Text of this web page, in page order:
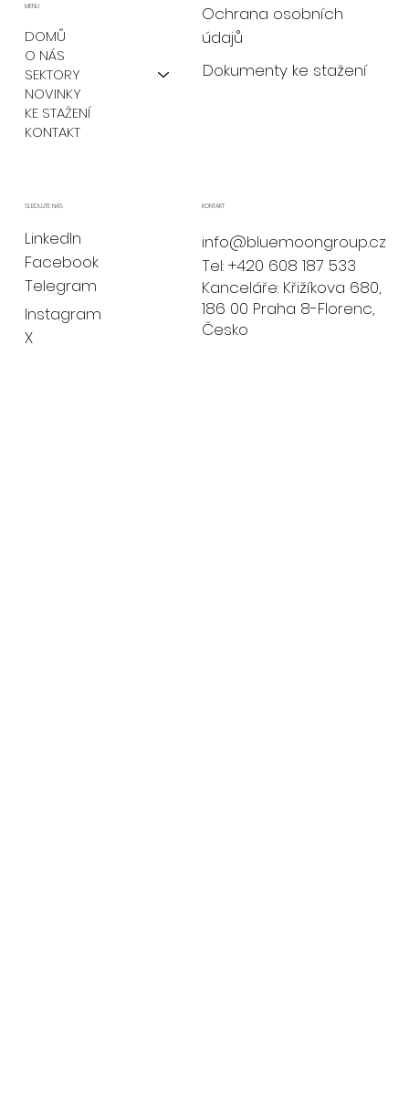
DOMŮ
O NÁS
SEKTORY
NOVINKY
KE STAŽENÍ
KONTAKT
MENU
SLEDUJTE NÁS
LinkedIn
Facebook
Instagram
X
Telegram
KONTAKT
info@bluemoongroup.cz
Tel: +420 608 187 533
Kanceláře: Křižíkova 680,
186 00 Praha 8-Florenc,
Česko
Ochrana osobních
údajů
Dokumenty ke stažení